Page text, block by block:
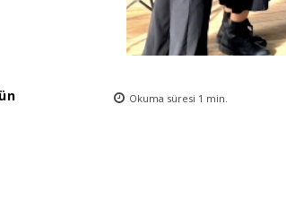
Okuma süresi 1 min.